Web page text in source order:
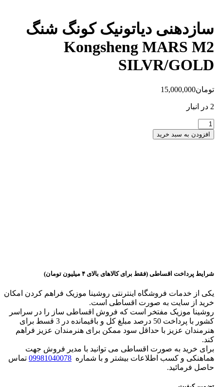
سازدهنی دیاتونیک کونگ شنگ
Kongsheng MARS M2
SILVR/GOLD
تومان15,000,000
2 در انبار
سازدهنی
دیاتونیک
کونگ
افزودن به سبد خرید
شرایط پرداخت اقساطی (فقط برای کالاهای بالای ۴ میلیون تومان)
یکی از خدمات فروشگاه اینترنتی روشینا موزیک فراهم کردن امکان
خرید از سایت به صورت اقساطی است.
روشینا موزیک مفتخر است که فروش اقساطی ساز را در سراسر
کشور با پرداخت 50 درصد مبلغ کل و باقیمانده در 3 قسط برای
هنرمندان عزیز با حداقل سود ممکن برای هنرمندان عزیز فراهم
کند.
برای خرید به صورت اقساطی می توانید با مدیر فروش جهت
هماهنکی و کسب اطلاعات بیشتر و با شماره 09981040078 تماس
حاصل فرمائید.